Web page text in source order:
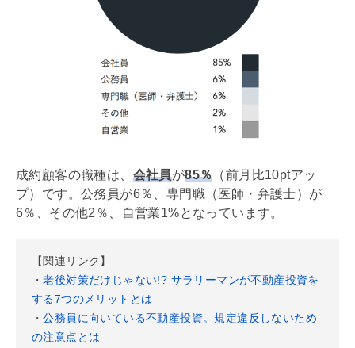
成約顧客の職種は、 会社員が85％ （前月比10ptアッ
プ）です。公務員が6％、専門職（医師・弁護士）が
6％、その他2％、自営業1%となっています。
【関連リンク】
・老後対策だけじゃない!? サラリーマンが不動産投資を
する7つのメリットとは
・公務員に向いている不動産投資。規定違反しないため
の注意点とは